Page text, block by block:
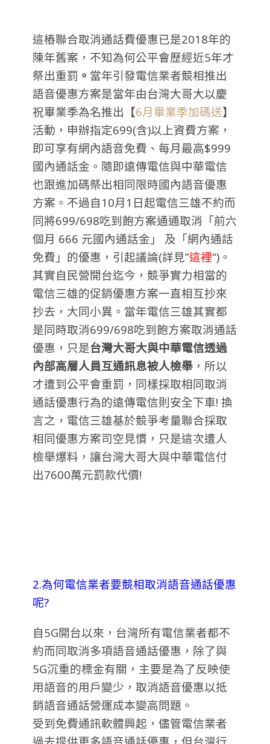
這樁聯合取消通話費優惠已是2018年的
陳年舊案，不知為何公平會歷經近5年才
祭出重罰 。 當年引發電信業者競相推出
語音優惠方案是當年由台灣大哥大以慶
祝畢業季為名推出【6月畢業季加碼送】
活動，申辦指定699(含)以上資費方案，
即可享有網內語音免費、每月最高$999
國內通話金。隨即遠傳電信與中華電信
也跟進加碼祭出相同限時國內語音優惠
方案。不過自10月1日起電信三雄不約而
同將699/698吃到飽方案通通取消「前六
個月 666 元國內通話金」 及「網內通話
免費」的優惠，引起議論(詳見”這裡“)。
其實自民營開台迄今，競爭實力相當的
電信三雄的促銷優惠方案一直相互抄來
抄去，大同小異。當年電信三雄其實都
是同時取消699/698吃到飽方案取消通話
優惠，只是台灣大哥大與中華電信透過
內部高層人員互通訊息被人檢舉 ，所以
才遭到公平會重罰，同樣採取相同取消
通話優惠行為的遠傳電信則安全下車! 換
言之，電信三雄基於競爭考量聯合採取
相同優惠方案司空見慣，只是這次遭人
檢舉爆料，讓台灣大哥大與中華電信付
出7600萬元罰款代價!
2.為何電信業者要競相取消語音通話優惠
呢?
自5G開台以來，台灣所有電信業者都不
約而同取消多項語音通話優惠，除了與
5G沉重的標金有關，主要是為了反映使
用語音的用戶變少，取消語音優惠以抵
銷語音通話營運成本變高問題。
受到免費通訊軟體興起，儘管電信業者